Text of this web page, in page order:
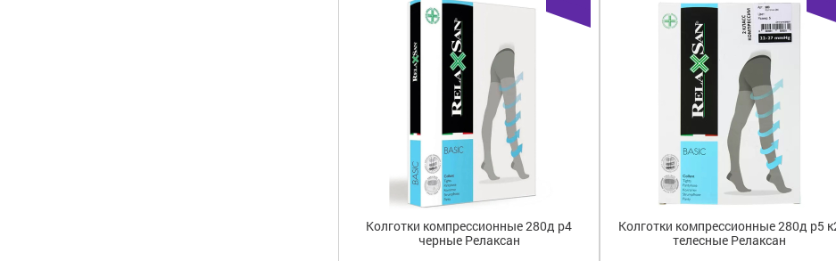
Колготки компрессионные 280д р4
черные Релаксан
Колготки компрессионные 280д р5
телесные Релаксан